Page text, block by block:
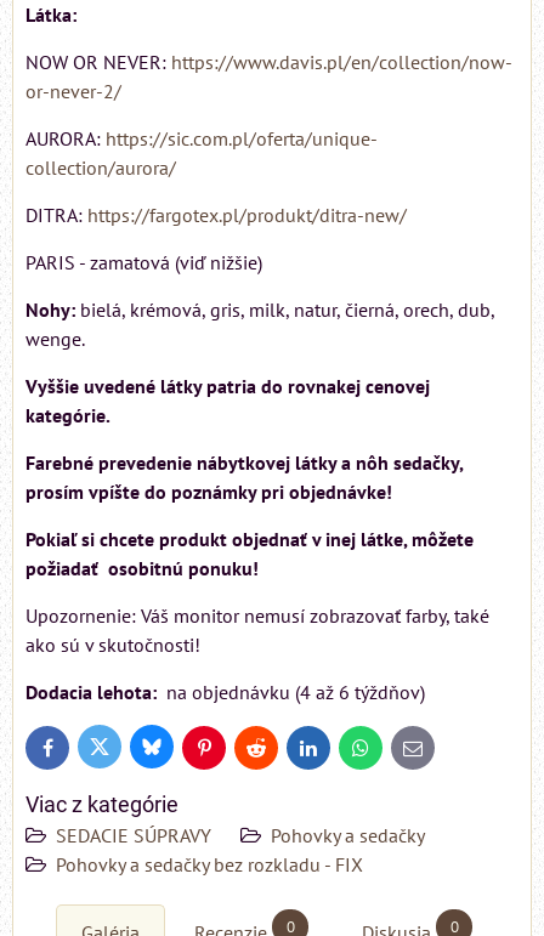
Látka:
NOW OR NEVER: https://www.davis.pl/en/collection/now-
or-never-2/
AURORA: https://sic.com.pl/oferta/unique-
collection/aurora/
DITRA: https://fargotex.pl/produkt/ditra-new/
PARIS - zamatová (viď nižšie)
Nohy: bielá, krémová, gris, milk, natur, čierná, orech, dub,
wenge.
Vyššie uvedené látky patria do rovnakej cenovej
kategórie.
Farebné prevedenie nábytkovej látky a nôh sedačky,
prosím vpíšte do poznámky pri objednávke!
Pokiaľ si chcete produkt objednať v inej látke, môžete
požiadať osobitnú ponuku!
Upozornenie: Váš monitor nemusí zobrazovať farby, také
ako sú v skutočnosti!
Dodacia lehota: na objednávku (4 až 6 týždňov)
FacebookTwitter BlueskyPinterestReddit LinkedInWhatsApp
E-
mail
Viac z kategórie
SEDACIE SÚPRAVY
Pohovky a sedačky
Pohovky a sedačky bez rozkladu - FIX
0 0